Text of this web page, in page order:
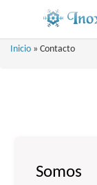
Inicio » Contacto
Somos